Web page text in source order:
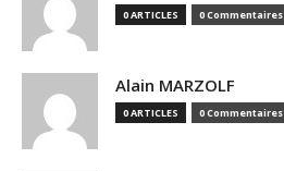
0 ARTICLES 0 Commentaires
Alain MARZOLF
0 ARTICLES 0 Commentaires